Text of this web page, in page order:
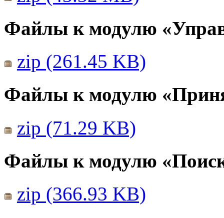
Файлы к модулю
zip (261.45 KB)
Файлы к модулю
zip (71.29 KB)
Файлы к модулю
zip (366.93 KB)